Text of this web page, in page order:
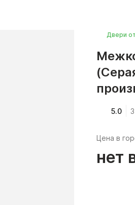
Двери
5.0
Цена в
нет